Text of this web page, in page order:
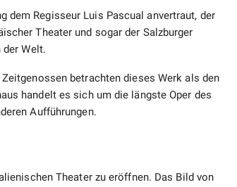
dem Regisseur Luis Pascual anvertraut, der
Theater und sogar der Salzburger
Welt.
Zeitgenossen betrachten dieses Werk als den
handelt es sich um die längste Oper des
Aufführungen.
Theater zu eröffnen. Das Bild von